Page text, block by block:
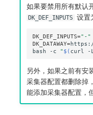
如果要禁用所有默认
DK_DEF_INPUTS 设置
DK_DEF_INPUTS="-"
DK_DATAWAY=
bash
-c " $( curl -
另外，如果之前有安
采集器配置都删除掉
能添加采集器配置，